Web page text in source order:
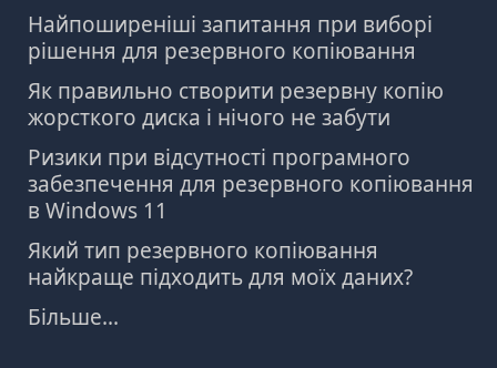
Найпоширеніші запитання при виборі
рішення для резервного копіювання
Як правильно створити резервну копію
жорсткого диска і нічого не забути
Ризики при відсутності програмного
забезпечення для резервного копіювання
в Windows 11
Який тип резервного копіювання
найкраще підходить для моїх даних?
Більше...